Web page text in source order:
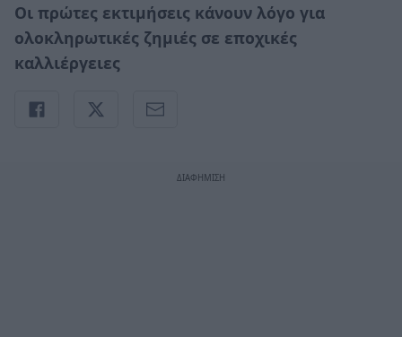
Οι πρώτες εκτιμήσεις κάνουν λόγο για
ολοκληρωτικές ζημιές σε εποχικές
καλλιέργειες